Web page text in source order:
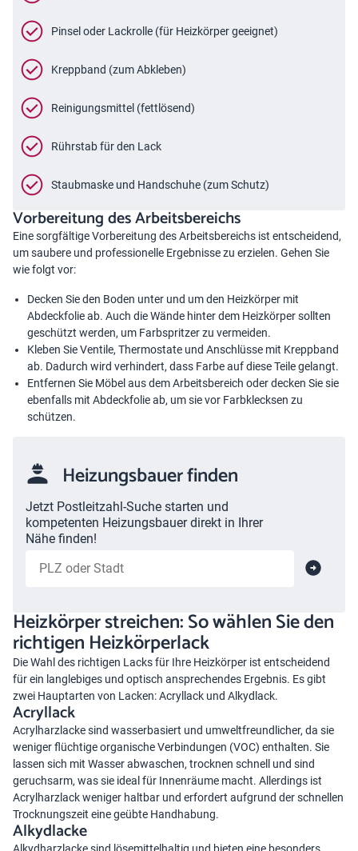
Pinsel oder Lackrolle (für Heizkörper geeignet)
Kreppband (zum Abkleben)
Reinigungsmittel (fettlösend)
Rührstab für den Lack
Staubmaske und Handschuhe (zum Schutz)
Vorbereitung des Arbeitsbereichs
Eine sorgfältige Vorbereitung des Arbeitsbereichs ist entscheidend,
um saubere und professionelle Ergebnisse zu erzielen. Gehen Sie
wie folgt vor:
Decken Sie den Boden unter und um den Heizkörper mit
Abdeckfolie ab. Auch die Wände hinter dem Heizkörper sollten
geschützt werden, um Farbspritzer zu vermeiden.
Kleben Sie Ventile, Thermostate und Anschlüsse mit Kreppband
ab. Dadurch wird verhindert, dass Farbe auf diese Teile gelangt.
Entfernen Sie Möbel aus dem Arbeitsbereich oder decken Sie sie
ebenfalls mit Abdeckfolie ab, um sie vor Farbklecksen zu
schützen.
Heizungsbauer finden
Jetzt Postleitzahl-Suche starten und
kompetenten Heizungsbauer direkt in Ihrer
Nähe finden!
Heizkörper streichen: So wählen Sie den
richtigen Heizkörperlack
Die Wahl des richtigen Lacks für Ihre Heizkörper ist entscheidend
für ein langlebiges und optisch ansprechendes Ergebnis. Es gibt
zwei Hauptarten von Lacken: Acryllack und Alkydlack.
Acryllack
Acrylharzlacke sind wasserbasiert und umweltfreundlicher, da sie
weniger flüchtige organische Verbindungen (VOC) enthalten. Sie
lassen sich mit Wasser abwaschen, trocknen schnell und sind
geruchsarm, was sie ideal für Innenräume macht. Allerdings ist
Acrylharzlack weniger haltbar und erfordert aufgrund der schnellen
Trocknungszeit eine geübte Handhabung.
Alkydlacke